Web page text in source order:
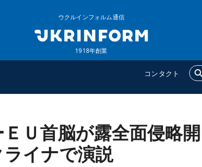
ウクルインフォルム通信
1918年創業
コンタクト
ンフォルム
ンフォルムについ
追加
Ｕ首脳が露全面侵略開
イナで演説